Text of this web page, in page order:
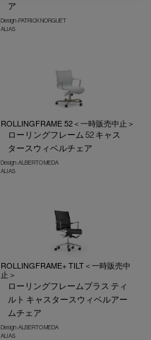
ア
Design : PATRICK NORGUET
ALIAS
ROLLINGFRAME 52＜一時販売中止＞
ローリングフレーム 52 キャス
タースウィベルチェア
Design : ALBERTO MEDA
ALIAS
ROLLINGFRAME+ TILT＜一時販売中
止＞
ローリングフレームプラス ティ
ルト キャスタースウィベルアー
ムチェア
Design : ALBERTO MEDA
ALIAS